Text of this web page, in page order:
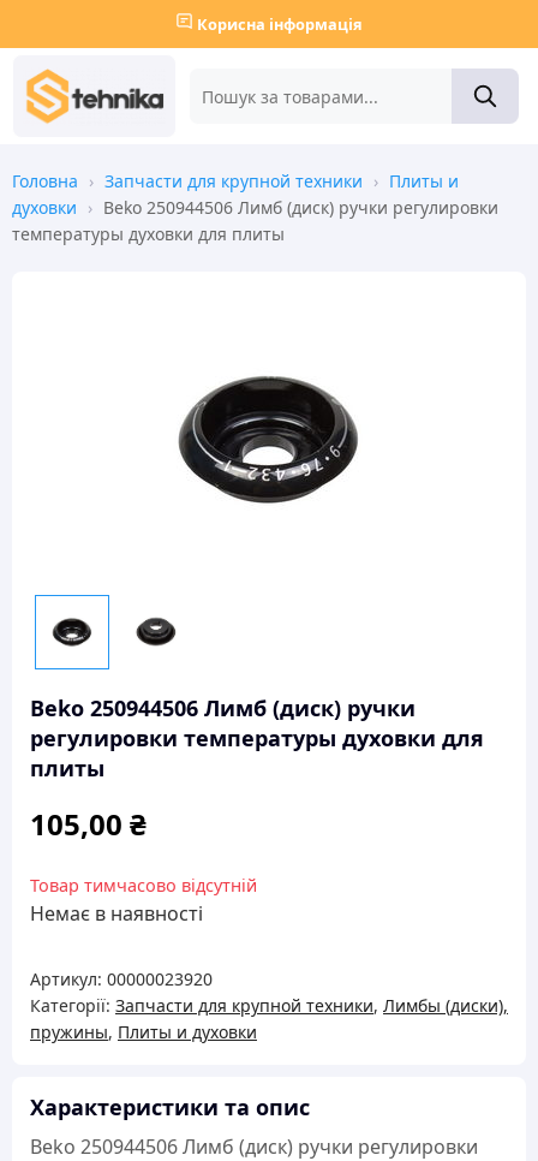
Корисна інформація
Головна › Запчасти для крупной техники › Плиты и
духовки › Beko 250944506 Лимб (диск) ручки регулировки
температуры духовки для плиты
Beko 250944506 Лимб (диск) ручки
регулировки температуры духовки для
плиты
105,00 ₴
Товар тимчасово відсутній
Немає в наявності
Артикул: 00000023920
Категорії: Запчасти для крупной техники, Лимбы (диски),
пружины, Плиты и духовки
Характеристики та опис
Beko 250944506 Лимб (диск) ручки регулировки